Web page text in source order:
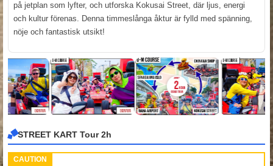
på jetplan som lyfter, och utforska Kokusai Street, där ljus, energi
och kultur förenas. Denna timmeslånga åktur är fylld med spänning,
nöje och fantastisk utsikt!
STREET KART Tour 2h
CAUTION